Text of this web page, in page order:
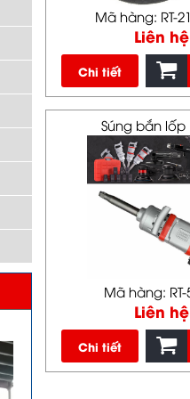
Mã hàng: RT-
Liên hệ
Chi tiết
Súng bắn lốp
Mã hàng: RT-
Liên hệ
Chi tiết